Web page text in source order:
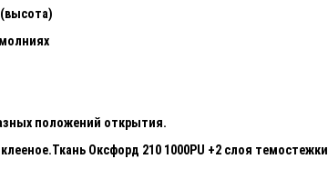
положений открытия.
Оксфорд 210 1000PU +2 слоя темостежки